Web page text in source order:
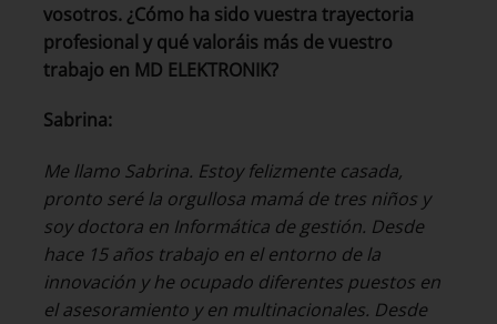
vosotros. ¿Cómo ha sido vuestra trayectoria
profesional y qué valoráis más de vuestro
trabajo en MD ELEKTRONIK?
Sabrina:
Me llamo Sabrina. Estoy felizmente casada,
pronto seré la orgullosa mamá de tres niños y
soy doctora en Informática de gestión. Desde
hace 15 años trabajo en el entorno de la
innovación y he ocupado diferentes puestos en
el asesoramiento y en multinacionales. Desde